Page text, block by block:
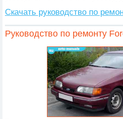
Скачать руководство по
Руководство по ремонту